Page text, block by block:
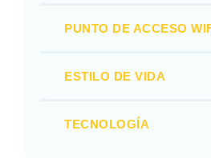
PUNTO DE ACCESO
ESTILO DE VIDA
TECNOLOGÍA